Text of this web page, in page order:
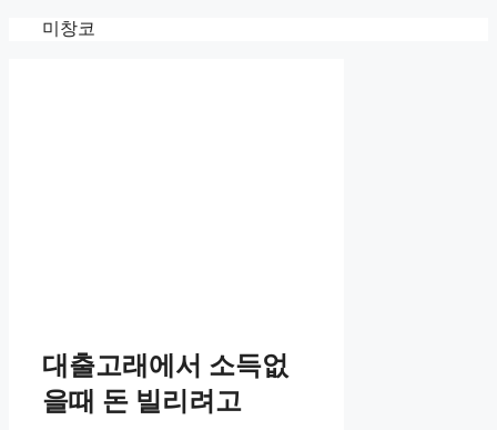
미창코
대출고래에서 소득없
을때 돈 빌리려고